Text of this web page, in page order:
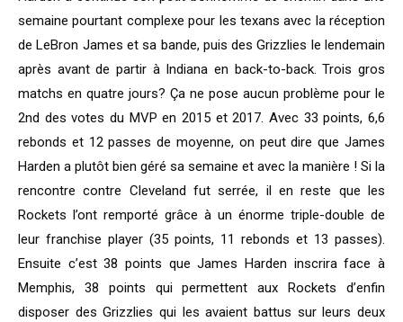
semaine pourtant complexe pour les texans avec la réception
de LeBron James et sa bande, puis des Grizzlies le lendemain
après avant de partir à Indiana en back-to-back. Trois gros
matchs en quatre jours? Ça ne pose aucun problème pour le
2nd des votes du MVP en 2015 et 2017. Avec 33 points, 6,6
rebonds et 12 passes de moyenne, on peut dire que James
Harden a plutôt bien géré sa semaine et avec la manière ! Si la
rencontre contre Cleveland fut serrée, il en reste que les
Rockets l’ont remporté grâce à un énorme triple-double de
leur franchise player (35 points, 11 rebonds et 13 passes).
Ensuite c’est 38 points que James Harden inscrira face à
Memphis, 38 points qui permettent aux Rockets d’enfin
disposer des Grizzlies qui les avaient battus sur leurs deux